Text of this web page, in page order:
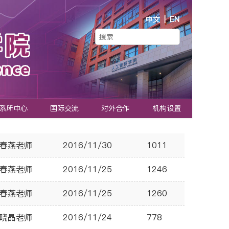
中文 | EN
系所中心 国际交流 对外合作 机构设置
燕老师 2016/11/30 1011
燕老师 2016/11/25 1246
燕老师 2016/11/25 1260
晶老师 2016/11/24 778